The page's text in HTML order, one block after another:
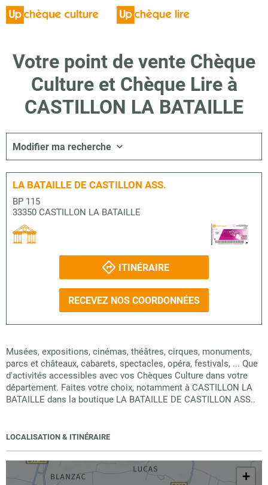
Votre point de vente Chèque
Culture et Chèque Lire à
CASTILLON LA BATAILLE
Modifier ma recherche
LA BATAILLE DE CASTILLON ASS.
BP 115
33350 CASTILLON LA BATAILLE
ITINÉRAIRE
RECEVEZ NOS COORDONNÉES
Musées, expositions, cinémas, théâtres, cirques, monuments,
parcs et châteaux, cabarets, spectacles, opéra, festivals, ... Que
d'activités accessibles avec vos Chèques Culture dans votre
département. Faites votre choix, notamment à CASTILLON LA
BATAILLE dans la boutique LA BATAILLE DE CASTILLON ASS..
LOCALISATION & ITINÉRAIRE
+